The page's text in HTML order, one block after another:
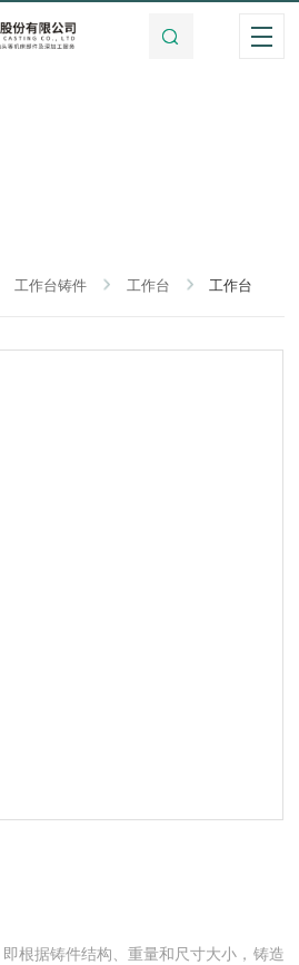
工作台铸件 工作台 工作台
根据铸件结构、重量和尺寸大小，铸造